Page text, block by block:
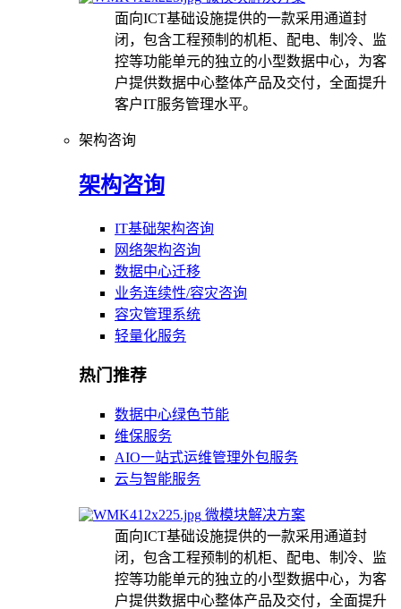
面向ICT基础设施提供的一款采用通道封
闭，包含工程预制的机柜、配电、制冷、监
控等功能单元的独立的小型数据中心，为客
户提供数据中心整体产品及交付，全面提升
客户IT服务管理水平。
架构咨询
架构咨询
IT基础架构咨询
网络架构咨询
数据中心迁移
业务连续性/容灾咨询
容灾管理系统
轻量化服务
热门推荐
数据中心绿色节能
维保服务
AIO一站式运维管理外包服务
云与智能服务
微模块解决方案
面向ICT基础设施提供的一款采用通道封
闭，包含工程预制的机柜、配电、制冷、监
控等功能单元的独立的小型数据中心，为客
户提供数据中心整体产品及交付，全面提升